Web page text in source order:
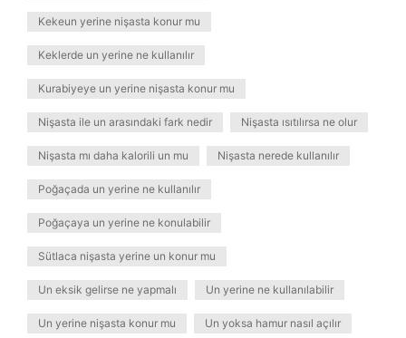
Kekeun yerine nişasta konur mu
Keklerde un yerine ne kullanılır
Kurabiyeye un yerine nişasta konur mu
Nişasta ile un arasındaki fark nedir Nişasta ısıtılırsa ne olur
Nişasta mı daha kalorili un mu Nişasta nerede kullanılır
Poğaçada un yerine ne kullanılır
Poğaçaya un yerine ne konulabilir
Sütlaca nişasta yerine un konur mu
Un eksik gelirse ne yapmalı Un yerine ne kullanılabilir
Un yerine nişasta konur mu Un yoksa hamur nasıl açılır